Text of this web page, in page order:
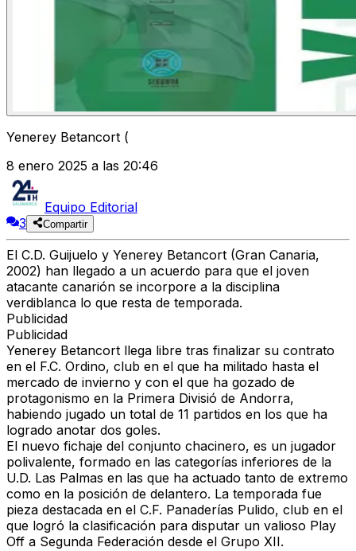
Yenerey Betancort (
8 enero 2025 a las 20:46
Equipo Editorial
3
Compartir
El C.D. Guijuelo y Yenerey Betancort (Gran Canaria,
2002) han llegado a un acuerdo para que el joven
atacante canarión se incorpore a la disciplina
verdiblanca lo que resta de temporada.
Publicidad
Publicidad
Yenerey Betancort llega libre tras finalizar su contrato
en el F.C. Ordino, club en el que ha militado hasta el
mercado de invierno y con el que ha gozado de
protagonismo en la Primera Divisió de Andorra,
habiendo jugado un total de 11 partidos en los que ha
logrado anotar dos goles.
El nuevo fichaje del conjunto chacinero, es un jugador
polivalente, formado en las categorías inferiores de la
U.D. Las Palmas en las que ha actuado tanto de extremo
como en la posición de delantero. La temporada fue
pieza destacada en el C.F. Panaderías Pulido, club en el
que logró la clasificación para disputar un valioso Play
Off a Segunda Federación desde el Grupo XII.